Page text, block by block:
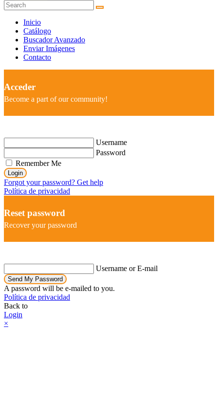
Inicio
Catálogo
Buscador Avanzado
Enviar Imágenes
Contacto
Acceder
Become a part of our community!
Username
Password
Remember Me
Login
Forgot your password? Get help
Política de privacidad
Reset password
Recover your password
Username or E-mail
Send My Password
A password will be e-mailed to you.
Política de privacidad
Back to
Login
×